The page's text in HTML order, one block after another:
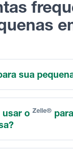
sua
usar o Zelle®